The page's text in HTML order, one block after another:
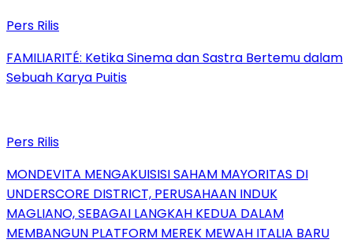
Pers Rilis
FAMILIARITÉ: Ketika Sinema dan Sastra Bertemu dalam
Sebuah Karya Puitis
Pers Rilis
MONDEVITA MENGAKUISISI SAHAM MAYORITAS DI
UNDERSCORE DISTRICT, PERUSAHAAN INDUK
MAGLIANO, SEBAGAI LANGKAH KEDUA DALAM
MEMBANGUN PLATFORM MEREK MEWAH ITALIA BARU